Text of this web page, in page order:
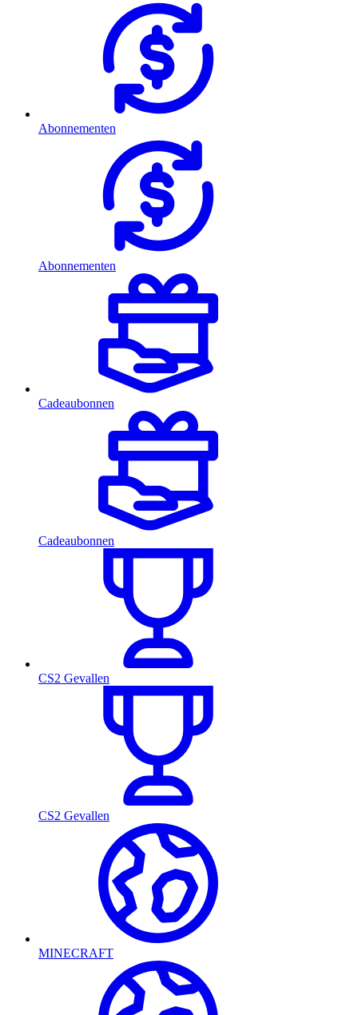
Abonnementen
Abonnementen
Cadeaubonnen
Cadeaubonnen
CS2 Gevallen
CS2 Gevallen
MINECRAFT